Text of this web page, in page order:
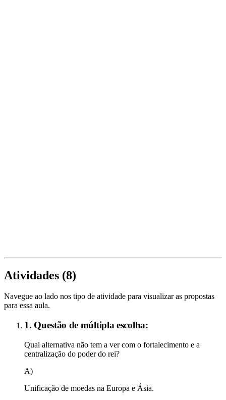
Atividades (8)
Navegue ao lado nos tipo de atividade para visualizar as propostas
para essa aula.
1. Questão de múltipla escolha:
Qual alternativa não tem a ver com o fortalecimento e a
centralização do poder do rei?
A)
Unificação de moedas na Europa e Ásia.